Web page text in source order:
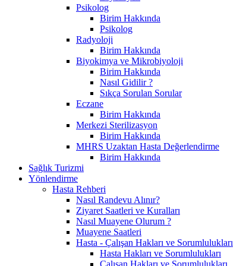
Psikolog
Birim Hakkında
Psikolog
Radyoloji
Birim Hakkında
Biyokimya ve Mikrobiyoloji
Birim Hakkında
Nasıl Gidilir ?
Sıkça Sorulan Sorular
Eczane
Birim Hakkında
Merkezi Sterilizasyon
Birim Hakkında
MHRS Uzaktan Hasta Değerlendirme
Birim Hakkında
Sağlık Turizmi
Yönlendirme
Hasta Rehberi
Nasıl Randevu Alınır?
Ziyaret Saatleri ve Kuralları
Nasıl Muayene Olurum ?
Muayene Saatleri
Hasta - Çalışan Hakları ve Sorumlulukları
Hasta Hakları ve Sorumlulukları
Çalışan Hakları ve Sorumlulukları